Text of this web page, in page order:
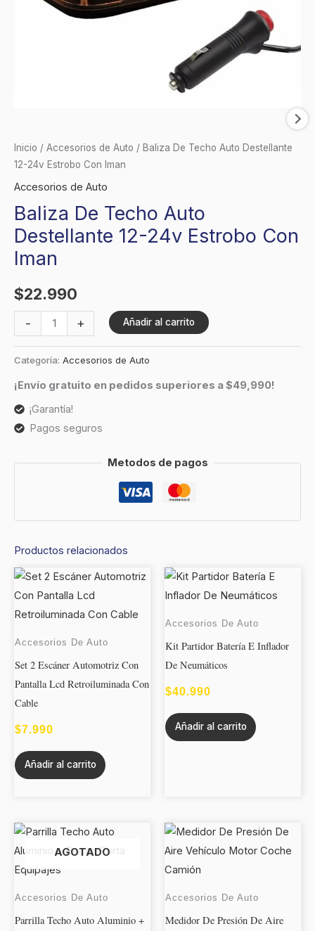
Inicio / Accesorios de Auto / Baliza De Techo Auto Destellante
12-24v Estrobo Con Iman
Accesorios de Auto
Baliza De Techo Auto
Destellante 12-24v Estrobo Con
Iman
$22.990
- + Añadir al carrito
Categoría: Accesorios de Auto
¡Envío gratuito en pedidos superiores a $49,990!
¡Garantía!
Pagos seguros
Metodos de pagos
Productos relacionados
Accesorios De Auto
Set 2 Escáner Automotriz Con
Pantalla Lcd Retroiluminada Con
Cable
$7.990
Añadir al carrito
Accesorios De Auto
Kit Partidor Batería E Inflador
De Neumáticos
$40.990
Añadir al carrito
AGOTADO
Accesorios De Auto
Parrilla Techo Auto Aluminio +
Accesorios De Auto
Medidor De Presión De Aire